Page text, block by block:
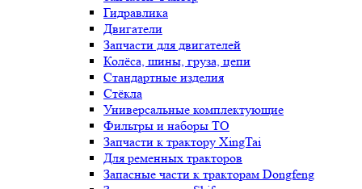
Гидравлика
Двигатели
Запчасти для двигателей
Колёса, шины, груза, цепи
Стандартные изделия
Стёкла
Универсальные комплектующие
Фильтры и наборы ТО
Запчасти к трактору XingTai
Для ременных тракторов
Запасные части к тракторам Dongfeng